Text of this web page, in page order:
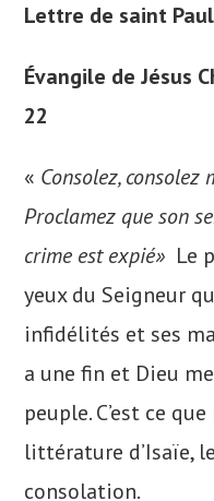
Lettre de saint
Évangile de Jésus
22
« Consolez, consolez
Proclamez que son
crime est expié» Le
yeux du Seigneur
infidélités et ses
a une fin et Dieu
peuple. C’est ce
littérature d’Isaïe,
consolation.